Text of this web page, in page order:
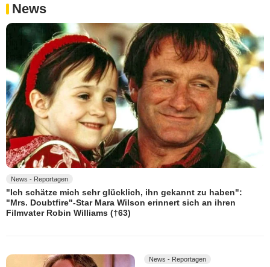
News
News - Reportagen
"Ich schätze mich sehr glücklich, ihn gekannt zu haben":
"Mrs. Doubtfire"-Star Mara Wilson erinnert sich an ihren
Filmvater Robin Williams (†63)
News - Reportagen